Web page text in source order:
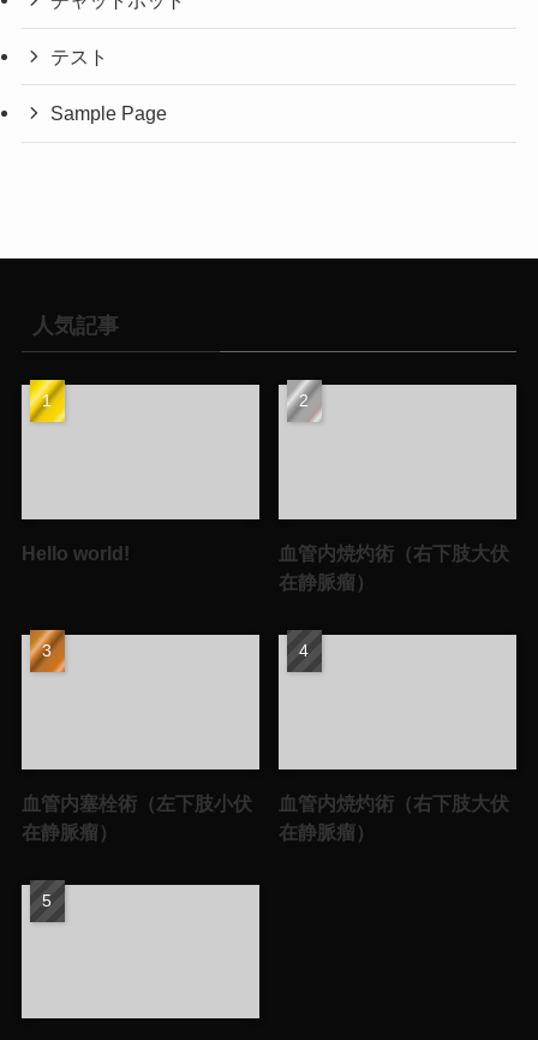
テスト
Sample Page
人気記事
Hello world!
血管内焼灼術（右下肢大伏
在静脈瘤）
血管内塞栓術（左下肢小伏
在静脈瘤）
血管内焼灼術（右下肢大伏
在静脈瘤）